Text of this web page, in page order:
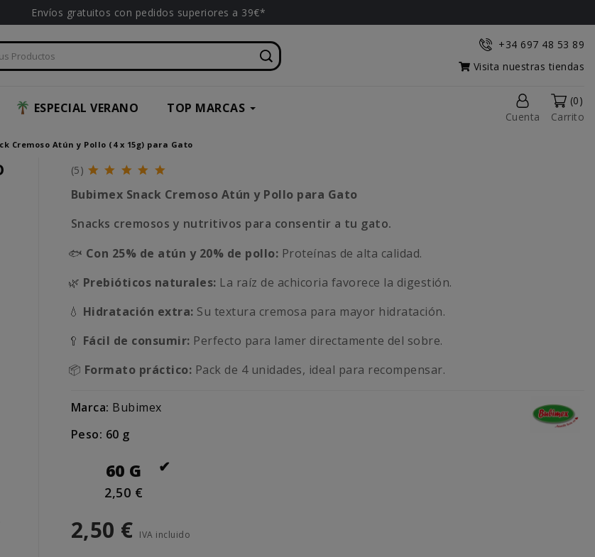
Envíos gratuitos con pedidos superiores a 39€*
+34 697 48 53 89
Visita nuestras tiendas
ESPECIAL VERANO TOP MARCAS
Cuenta
(0)
Carrito
Cremoso Atún y Pollo (4 x 15g) para Gato
(5)
Bubimex Snack Cremoso Atún y Pollo para Gato
Snacks cremosos y nutritivos para consentir a tu gato.
🐟 Con 25% de atún y 20% de pollo: Proteínas de alta calidad.
🌿 Prebióticos naturales: La raíz de achicoria favorece la digestión.
💧 Hidratación extra: Su textura cremosa para mayor hidratación.
🥄 Fácil de consumir: Perfecto para lamer directamente del sobre.
📦 Formato práctico: Pack de 4 unidades, ideal para recompensar.
Marca: Bubimex
Peso: 60 g
60 G
2,50 €
2,50 € IVA incluido